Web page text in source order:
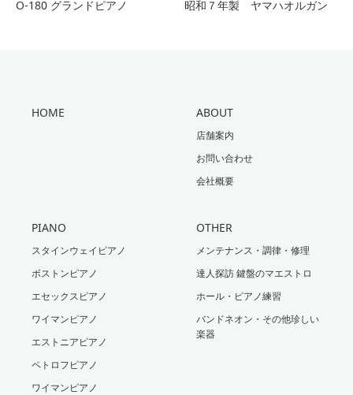
O-180 グランドピアノ 昭和７年製 ヤマハオルガン
HOME ABOUT
店舗案内
お問い合わせ
会社概要
PIANO
スタインウェイピアノ
ボストンピアノ
エセックスピアノ
ワイマンピアノ
エストニアピアノ
ペトロフピアノ
ワイマンピアノ
OTHER
メンテナンス・調律・修理
達人探訪 鍵盤のマエストロ
ホール・ピアノ練習
バンドネオン・その他珍しい
楽器